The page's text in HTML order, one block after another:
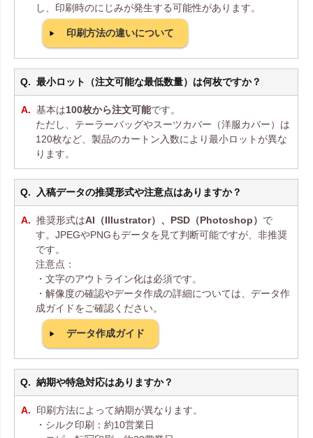
し、印刷時のにじみが発生する可能性があります。
印刷方法の違いについて
最小ロット（注文可能な最低数量）は何枚ですか？
基本は100枚から注文可能です。
ただし、テーラーバッグやスーツカバー（洋服カバー）は
120枚など、製品のカートン入数により最小ロットが異な
ります。
入稿データの推奨形式や注意点はありますか？
推奨形式はAI（Illustrator）、PSD（Photoshop） で
す。JPEGやPNGもデータを見て判断可能ですが、非推奨
です。
注意点：
・文字のアウトライン化は必須です。
・解像度の確認やデータ作成の詳細については、データ作
成ガイドをご確認ください。
データ作成ガイド
納期や特急対応はありますか？
印刷方法によって納期が異なります。
・シルク印刷：約10営業日